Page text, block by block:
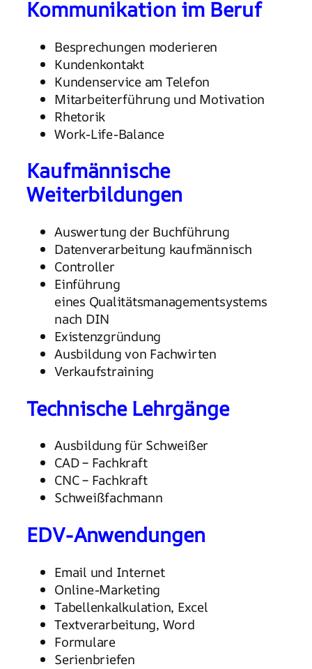
Kommunikation im Beruf
Besprechungen moderieren
Kundenkontakt
Kundenservice am Telefon
Mitarbeiterführung und Motivation
Rhetorik
Work-Life-Balance
Kaufmännische
Weiterbildungen
Auswertung der Buchführung
Datenverarbeitung kaufmännisch
Controller
Einführung
eines Qualitätsmanagementsystems
nach DIN
Existenzgründung
Ausbildung von Fachwirten
Verkaufstraining
Technische Lehrgänge
Ausbildung für Schweißer
CAD – Fachkraft
CNC – Fachkraft
Schweißfachmann
EDV-Anwendungen
Email und Internet
Online-Marketing
Tabellenkalkulation, Excel
Textverarbeitung, Word
Formulare
Serienbriefen